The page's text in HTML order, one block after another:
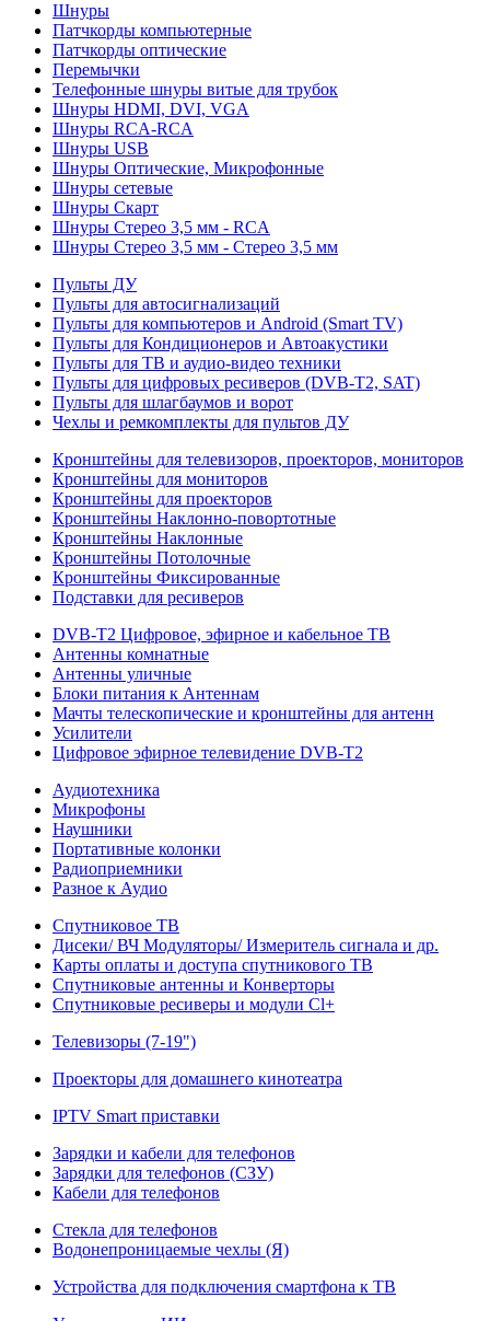
Шнуры
Патчкорды компьютерные
Патчкорды оптические
Перемычки
Телефонные шнуры витые для трубок
Шнуры HDMI, DVI, VGA
Шнуры RCA-RCA
Шнуры USB
Шнуры Оптические, Микрофонные
Шнуры сетевые
Шнуры Скарт
Шнуры Стерео 3,5 мм - RCA
Шнуры Стерео 3,5 мм - Стерео 3,5 мм
Пульты ДУ
Пульты для автосигнализаций
Пульты для компьютеров и Android (Smart TV)
Пульты для Кондиционеров и Автоакустики
Пульты для ТВ и аудио-видео техники
Пульты для цифровых ресиверов (DVB-T2, SAT)
Пульты для шлагбаумов и ворот
Чехлы и ремкомплекты для пультов ДУ
Кронштейны для телевизоров, проекторов, мониторов
Кронштейны для мониторов
Кронштейны для проекторов
Кронштейны Наклонно-повортотные
Кронштейны Наклонные
Кронштейны Потолочные
Кронштейны Фиксированные
Подставки для ресиверов
DVB-T2 Цифровое, эфирное и кабельное ТВ
Антенны комнатные
Антенны уличные
Блоки питания к Антеннам
Мачты телескопические и кронштейны для антенн
Усилители
Цифровое эфирное телевидение DVB-Т2
Аудиотехника
Микрофоны
Наушники
Портативные колонки
Радиоприемники
Разное к Аудио
Спутниковое ТВ
Дисеки/ ВЧ Модуляторы/ Измеритель сигнала и др.
Карты оплаты и доступа спутникового ТВ
Спутниковые антенны и Конверторы
Спутниковые ресиверы и модули Cl+
Телевизоры (7-19")
Проекторы для домашнего кинотеатра
IPTV Smart приставки
Зарядки и кабели для телефонов
Зарядки для телефонов (СЗУ)
Кабели для телефонов
Стекла для телефонов
Водонепроницаемые чехлы (Я)
Устройства для подключения смартфона к ТВ